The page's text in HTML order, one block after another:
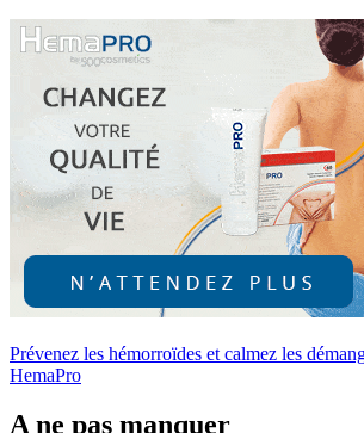
Prévenez les hémorroïdes et calmez les
HemaPro
A ne pas manquer